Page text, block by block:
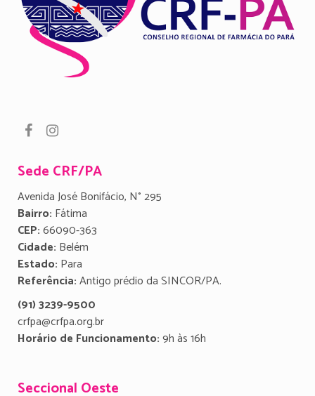
Sede CRF/PA
Avenida José Bonifácio, N° 295
Bairro: Fátima
CEP:66090-363
Cidade: Belém
Estado: Para
Referência:Antigo prédio da SINCOR/PA.
(91) 3239-9500
crfpa@crfpa.org.br
Horário de Funcionamento:9h às 16h
Seccional Oeste